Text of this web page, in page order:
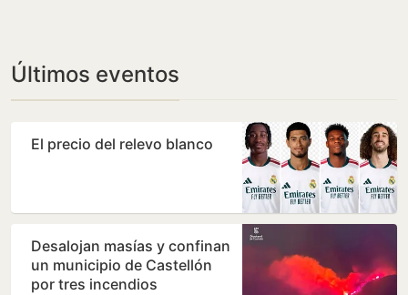
Últimos eventos
El precio del relevo blanco
Desalojan masías y confinan
un municipio de Castellón
por tres incendios